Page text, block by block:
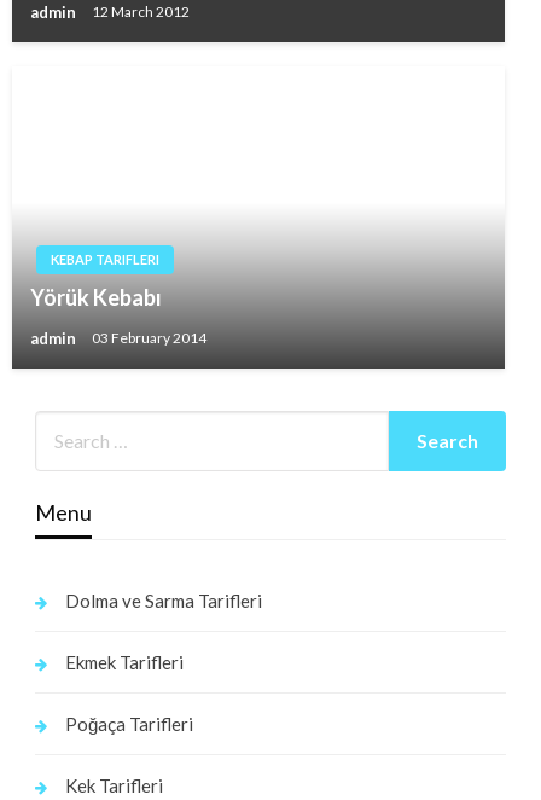
admin 12 March 2012
KEBAP TARIFLERI
Yörük Kebabı
admin 03 February 2014
Menu
Dolma ve Sarma Tarifleri
Ekmek Tarifleri
Poğaça Tarifleri
Kek Tarifleri